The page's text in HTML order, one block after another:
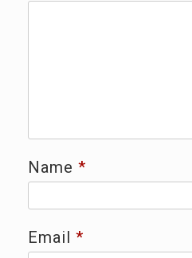
Name *
Email *